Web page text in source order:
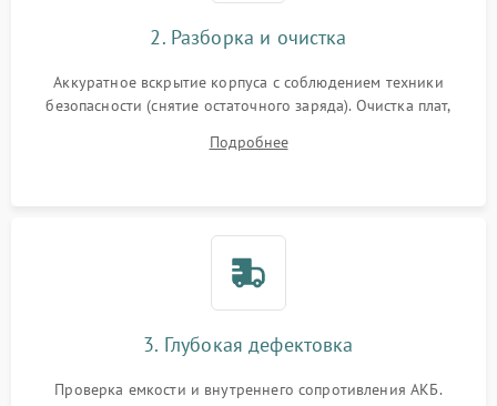
2. Разборка и очистка
Аккуратное вскрытие корпуса с соблюдением техники
безопасности (снятие остаточного заряда). Очистка плат,
и кистей для предотвращения перегрева и замыканий.
Подробнее
3. Глубокая дефектовка
Проверка емкости и внутреннего сопротивления АКБ.